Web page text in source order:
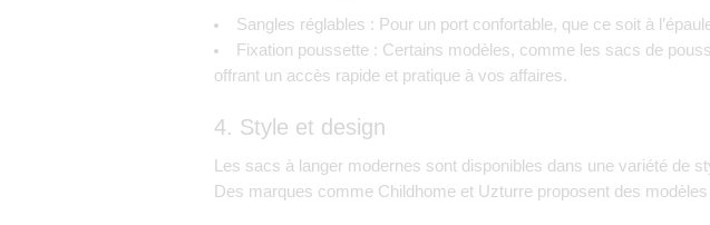
Sangles réglables : Pour un port confortable, que ce soit à
Fixation poussette: Certains modèles, comme les sacs de
offrant un accès rapide et pratique à vos affaires.
4. Style et design
Les sacs à langer modernes sont disponibles dans une variété de
Des marques comme Childhome et Uzturre proposent des